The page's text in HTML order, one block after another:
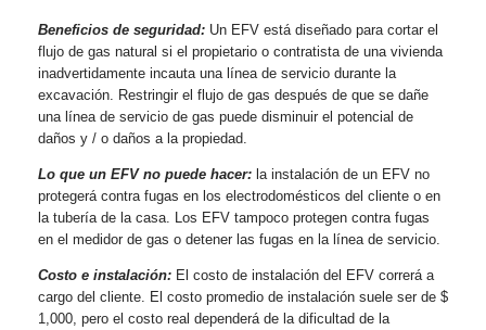
Beneficios de seguridad: Un EFV está diseñado para cortar el
flujo de gas natural si el propietario o contratista de una vivienda
inadvertidamente incauta una línea de servicio durante la
excavación. Restringir el flujo de gas después de que se dañe
una línea de servicio de gas puede disminuir el potencial de
daños y / o daños a la propiedad.
Lo que un EFV no puede hacer: la instalación de un EFV no
protegerá contra fugas en los electrodomésticos del cliente o en
la tubería de la casa. Los EFV tampoco protegen contra fugas
en el medidor de gas o detener las fugas en la línea de servicio.
Costo e instalación: El costo de instalación del EFV correrá a
cargo del cliente. El costo promedio de instalación suele ser de $
1,000, pero el costo real dependerá de la dificultad de la